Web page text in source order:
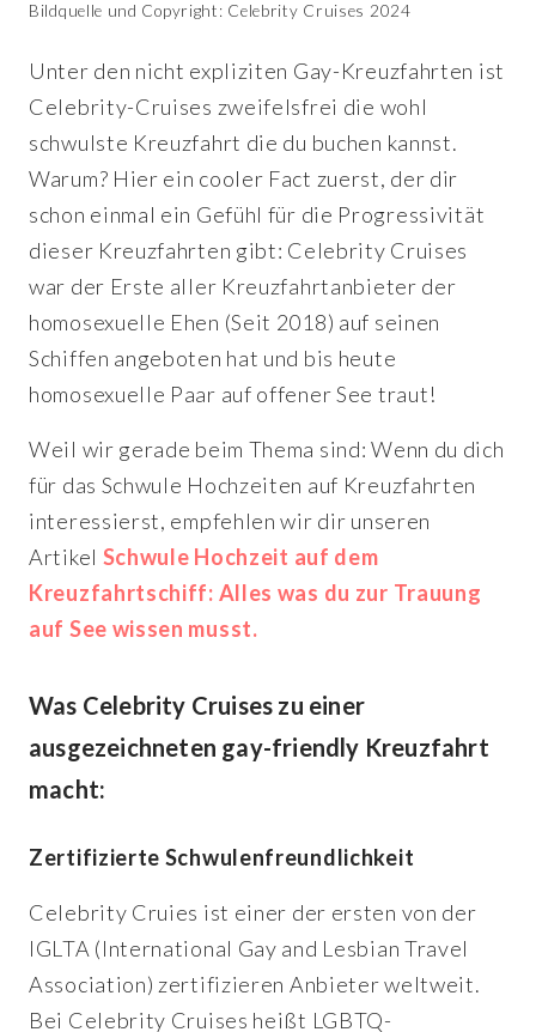
Bildquelle und Copyright: Celebrity Cruises 2024
Unter den nicht expliziten Gay-Kreuzfahrten ist
Celebrity-Cruises zweifelsfrei die wohl
schwulste Kreuzfahrt die du buchen kannst.
Warum? Hier ein cooler Fact zuerst, der dir
schon einmal ein Gefühl für die Progressivität
dieser Kreuzfahrten gibt: Celebrity Cruises
war der Erste aller Kreuzfahrtanbieter der
homosexuelle Ehen (Seit 2018) auf seinen
Schiffen angeboten hat und bis heute
homosexuelle Paar auf offener See traut!
Weil wir gerade beim Thema sind: Wenn du dich
für das Schwule Hochzeiten auf Kreuzfahrten
interessierst, empfehlen wir dir unseren
Artikel Schwule Hochzeit auf dem
Kreuzfahrtschiff: Alles was du zur Trauung
auf See wissen musst.
Was Celebrity Cruises zu einer
ausgezeichneten gay-friendly Kreuzfahrt
macht:
Zertifizierte Schwulenfreundlichkeit
Celebrity Cruies ist einer der ersten von der
IGLTA (International Gay and Lesbian Travel
Association) zertifizieren Anbieter weltweit.
Bei Celebrity Cruises heißt LGBTQ-